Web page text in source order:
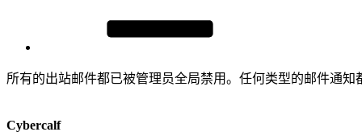
所有的出站邮件都已被管理员全局禁用。任何类型的邮件通知
Cybercalf